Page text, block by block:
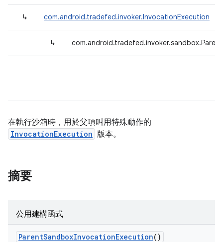
↳ com.android.tradefed.invoker.InvocationExecution
↳
在執行沙箱時，用於父項叫用特殊動作的
InvocationExecution 版本。
摘要
公用建構函式
ParentSandboxInvocationExecution()